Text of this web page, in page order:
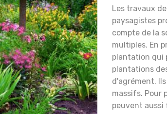
Les travaux
paysagistes
compte de la
multiples. En
plantation qui
plantations
d'agrément.
massifs. Pour
peuvent